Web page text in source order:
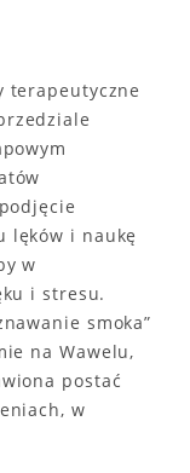
terapeutyczne
lęków i naukę
w
i stresu.
smoka”
na Wawelu,
postać
w